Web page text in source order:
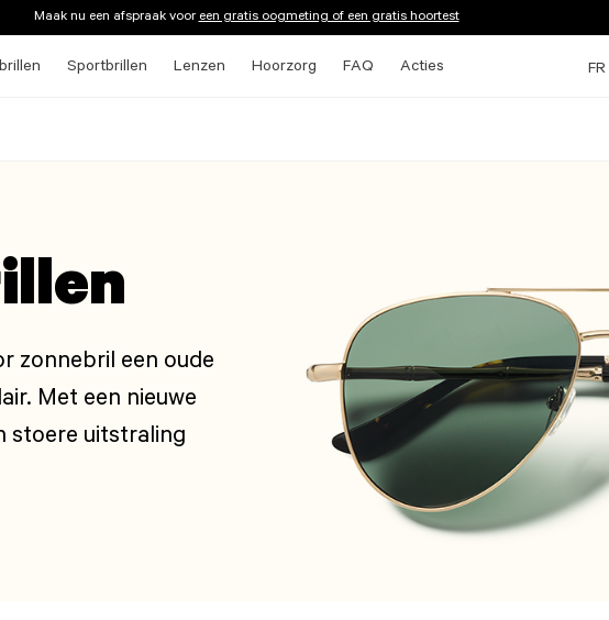
Maak nu een afspraak vooreen gratis oogmeting of een gratis hoortest
Sportbrillen Lenzen Hoorzorg FAQ Acties FR
zonnebril een oude
Met een nieuwe
stoere uitstraling